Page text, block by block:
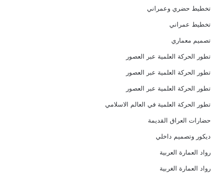
تخطيط حضري وعمراني
تخطيط عمراني
تصميم معماري
تطور الحركة العلمية عبر العصور
تطور الحركة العلمية عبر العصور
تطور الحركة العلمية عبر العصور
تطور الحركة العلمية في العالم الاسلامي
حضارات العراق القديمة
ديكور وتصميم داخلي
رواد العمارة العربية
رواد العمارة الغربية